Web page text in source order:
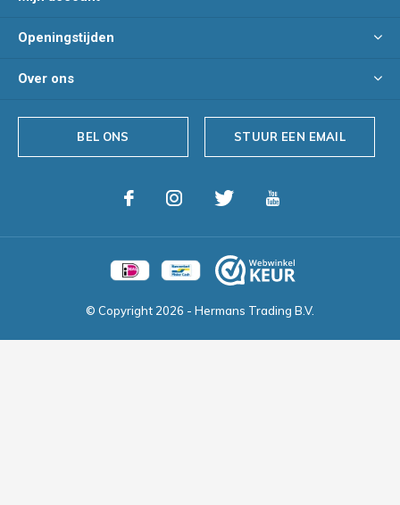
Openingstijden
Over ons
BEL ONS STUUR EEN EMAIL
© Copyright 2026 - Hermans Trading B.V.